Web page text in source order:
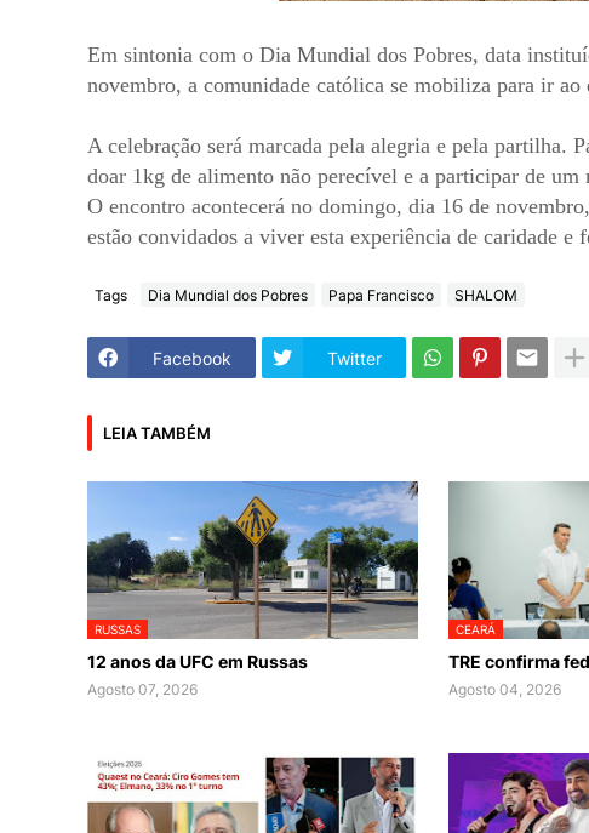
Em sintonia com o Dia Mundial dos Pobres, data
novembro, a comunidade católica se mobiliza para ir ao
A celebração será marcada pela alegria e pela partilha.
doar 1kg de alimento não perecível e a participar de um
O encontro acontecerá no domingo, dia 16 de
estão convidados a viver esta experiência de caridade e
Tags Dia Mundial dos Pobres Papa Francisco SHALOM
Facebook Twitter
LEIA TAMBÉM
RUSSAS
12 anos da UFC em Russas
Agosto 07, 2026
CEARÁ
TRE confirma
Agosto 04, 2026